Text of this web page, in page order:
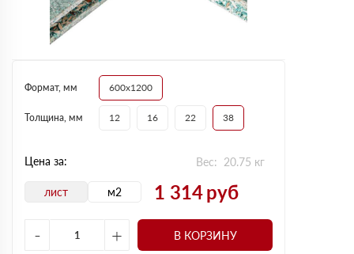
Формат, мм 600х1200
Толщина, мм 12 16 22 38
Цена за: Вес: 20.75 кг
лист м2 1 314руб
-
+ В КОРЗИНУ